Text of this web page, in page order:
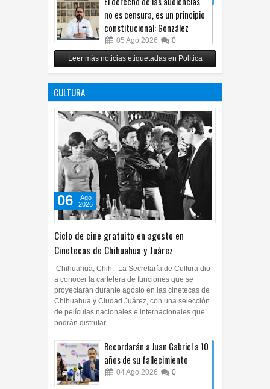
no es censura, es un principio
constitucional: González
05 Ago 2026 0
Relanza Villalobos programa
de afiliación del PRI en
Leer más noticias etiquetadas en Política
CULTURA
Ciclo de cine gratuito en agosto en
Cinetecas de Chihuahua y Juárez
06
Ago
2026
Chihuahua, Chih.- La Secretaría de Cultura dio
a conocer la cartelera de funciones que se
proyectarán durante agosto en las cinetecas de
Chihuahua y Ciudad Juárez, con una selección
de películas nacionales e internacionales que
podrán disfrutar...
Recordarán a Juan Gabriel a 10
años de su fallecimiento
04Ago 2026 0